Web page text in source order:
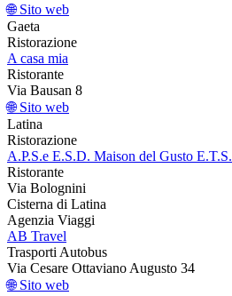
🌐 Sito web
Gaeta
Ristorazione
A casa mia
Ristorante
Via Bausan 8
🌐 Sito web
Latina
Ristorazione
A.P.S.e E.S.D. Maison del Gusto E.T.S.
Ristorante
Via Bolognini
Cisterna di Latina
Agenzia Viaggi
AB Travel
Trasporti Autobus
Via Cesare Ottaviano Augusto 34
🌐 Sito web